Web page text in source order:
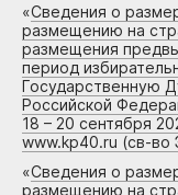
«Сведения о
размещению на
размещения
период
Государственную
Российской
18 – 20 сентября
www.kp40.ru (св-
«Сведения о
размещению на